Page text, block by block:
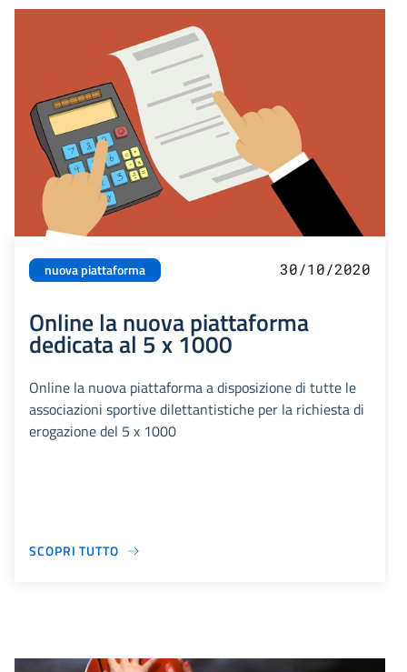
nuova piattaforma 30/10/2020
Online la nuova piattaforma
dedicata al 5 x 1000
Online la nuova piattaforma a disposizione di tutte le
associazioni sportive dilettantistiche per la richiesta di
erogazione del 5 x 1000
SCOPRI TUTTO